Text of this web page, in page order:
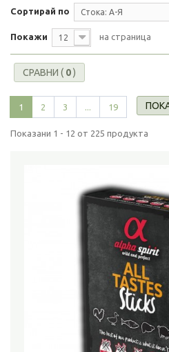
Сортирай по Стока: А-Я
Покажи 12 на страница
СРАВНИ ( 0)
1 2 3 ... 19
Показани 1 - 12 от 225 продукта